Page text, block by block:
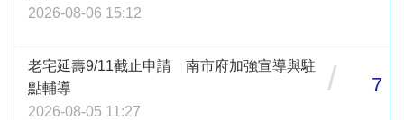
2026-08-06 15:12
老宅延壽9/11截止申請 南市府加強宣導與駐
點輔導
2026-08-05 11:27
/ 7